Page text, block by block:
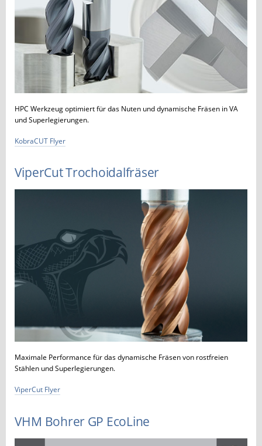
HPC Werkzeug optimiert für das Nuten und dynamische Fräsen in VA
und Superlegierungen.
KobraCUT Flyer
ViperCut Trochoidalfräser
Maximale Performance für das dynamische Fräsen von rostfreien
Stählen und Superlegierungen.
ViperCut Flyer
VHM Bohrer GP EcoLine